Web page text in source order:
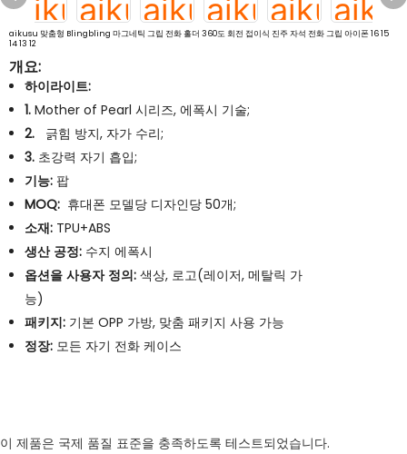
aikusu 맞춤형 Blingbling 마그네틱 그립 전화 홀더 360도 회전 접이식 진주 자석 전화 그립 아이폰 16 15
14 13 12
개요:
하이라이트:
1. Mother of Pearl 시리즈, 에폭시 기술;
2.
긁힘 방지, 자가 수리;
3. 초강력 자기 흡입;
기능: 팝
MOQ: 휴대폰 모델당 디자인당 50개;
소재: TPU+ABS
생산 공정: 수지 에폭시
옵션을 사용자 정의: 색상, 로고(레이저, 메탈릭 가
능)
패키지: 기본 OPP 가방, 맞춤 패키지 사용 가능
정장: 모든 자기 전화 케이스
이 제품은 국제 품질 표준을 충족하도록 테스트되었습니다.